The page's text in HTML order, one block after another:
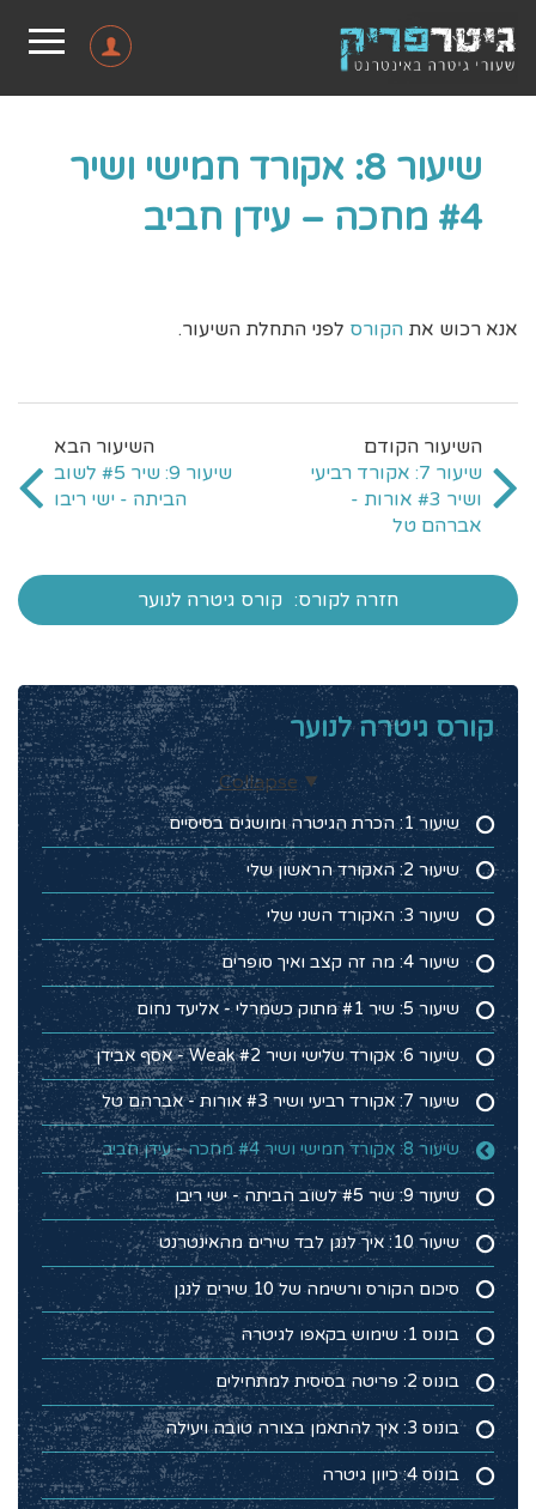
שיעור 8: אקורד חמישי ושיר
#4 מחכה – עידן חביב
אנא רכוש את הקורס לפני התחלת השיעור.
שיעור 7: אקורד רביעי
ושיר #3 אורות -
אברהם טל
שיעור 9: שיר #5 לשוב
הביתה - ישי ריבו
חזרה לקורס: קורס גיטרה לנוער
קורס גיטרה לנוער
Collapse
שיעור 1: הכרת הגיטרה ומושגים בסיסיים
שיעור 2: האקורד הראשון שלי
שיעור 3: האקורד השני שלי
שיעור 4: מה זה קצב ואיך סופרים
שיעור 5: שיר #1 מתוק כשמרלי - אליעד נחום
שיעור 6: אקורד שלישי ושיר #2 Weak - אסף אבידן
שיעור 7: אקורד רביעי ושיר #3 אורות - אברהם טל
שיעור 8: אקורד חמישי ושיר #4 מחכה - עידן חביב
שיעור 9: שיר #5 לשוב הביתה - ישי ריבו
שיעור 10: איך לנגן לבד שירים מהאינטרנט
סיכום הקורס ורשימה של 10 שירים לנגן
בונוס 1: שימוש בקאפו לגיטרה
בונוס 2: פריטה בסיסית למתחילים
בונוס 3: איך להתאמן בצורה טובה ויעילה
בונוס 4: כיוון גיטרה